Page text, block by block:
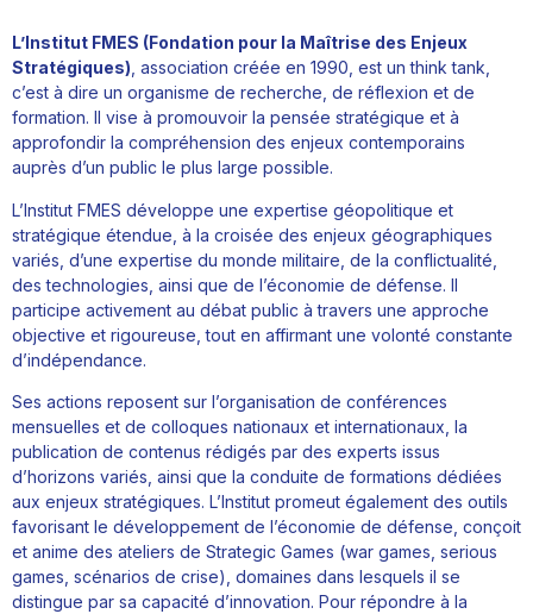
L’Institut FMES (Fondation pour la Maîtrise des Enjeux
Stratégiques) , association créée en 1990, est un think tank,
c’est à dire un organisme de recherche, de réflexion et de
formation. Il vise à promouvoir la pensée stratégique et à
approfondir la compréhension des enjeux contemporains
auprès d’un public le plus large possible.
L’Institut FMES développe une expertise géopolitique et
stratégique étendue, à la croisée des enjeux géographiques
variés, d’une expertise du monde militaire, de la conflictualité,
des technologies, ainsi que de l’économie de défense. Il
participe activement au débat public à travers une approche
objective et rigoureuse, tout en affirmant une volonté constante
d’indépendance.
Ses actions reposent sur l’organisation de conférences
mensuelles et de colloques nationaux et internationaux, la
publication de contenus rédigés par des experts issus
d’horizons variés, ainsi que la conduite de formations dédiées
aux enjeux stratégiques. L’Institut promeut également des outils
favorisant le développement de l’économie de défense, conçoit
et anime des ateliers de Strategic Games (war games, serious
games, scénarios de crise), domaines dans lesquels il se
distingue par sa capacité d’innovation. Pour répondre à la